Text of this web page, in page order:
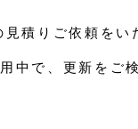
見積りご依頼をい
中で、更新をご